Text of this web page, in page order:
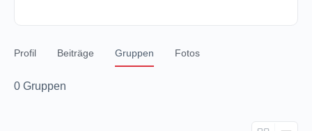
Profil Beiträge Gruppen Fotos
0 Gruppen